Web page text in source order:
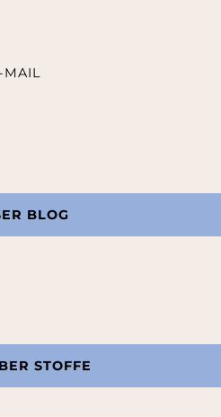
MAIL
BLOG
STOFFE